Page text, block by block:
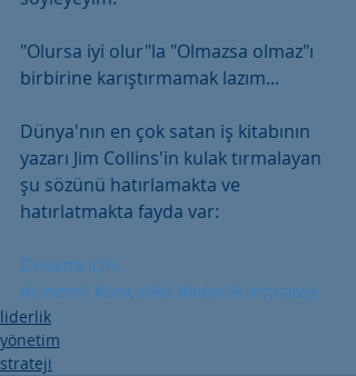
"Olursa iyi olur"la "Olmazsa olmaz"ı
birbirine karıştırmamak lazım...
Dünya'nın en çok satan iş kitabının
yazarı Jim Collins'in kulak tırmalayan
şu sözünü hatırlamakta ve
hatırlatmakta fayda var:
Devamı için..
#önemli #öncelikli #liderlik #strateji
liderlik
yönetim
strateji